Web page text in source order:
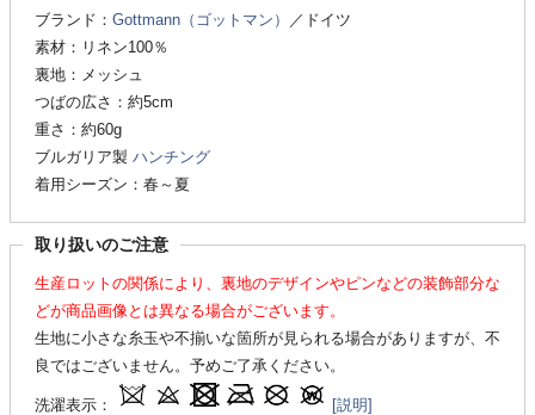
ブランド： Gottmann（ゴットマン）
／ドイツ
素材：リネン100％
裏地：メッシュ
つばの広さ：約5cm
重さ：約60g
ブルガリア製 ハンチング
着用シーズン：春～夏
取り扱いのご注意
生産ロットの関係により、裏地のデザインやピンなどの装飾部分な
どが商品画像とは異なる場合がございます。
生地に小さな糸玉や不揃いな箇所が見られる場合がありますが、不
良ではございません。予めご了承ください。
洗濯表示： [説明]